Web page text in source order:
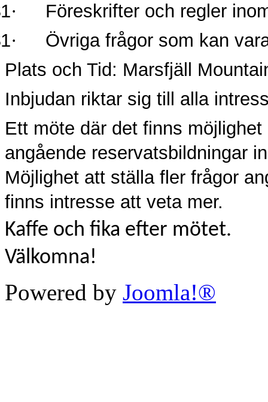
·
Föreskrifter och regler
·
Övriga frågor som kan
Plats och Tid: Marsfjäll
Inbjudan riktar sig till alla
Ett möte där det finns
angående reservatsbildningar
Möjlighet att ställa fler frågor
finns intresse att veta mer.
Kaffe och fika efter mötet.
Välkomna!
Powered by Joomla!®